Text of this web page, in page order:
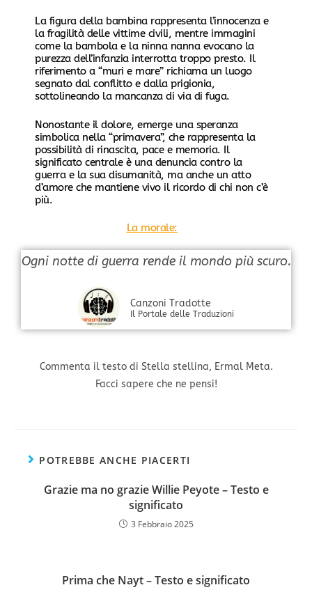
La figura della bambina rappresenta l’innocenza e
la fragilità delle vittime civili, mentre immagini
come la bambola e la ninna nanna evocano la
purezza dell’infanzia interrotta troppo presto. Il
riferimento a “muri e mare” richiama un luogo
segnato dal conflitto e dalla prigionia,
sottolineando la mancanza di via di fuga.
Nonostante il dolore, emerge una speranza
simbolica nella “primavera”, che rappresenta la
possibilità di rinascita, pace e memoria. Il
significato centrale è una denuncia contro la
guerra e la sua disumanità, ma anche un atto
d’amore che mantiene vivo il ricordo di chi non c’è
più.
La morale:
Ogni notte di guerra rende il mondo più scuro.
Canzoni Tradotte
Il Portale delle Traduzioni
Commenta il testo di Stella stellina, Ermal Meta.
Facci sapere che ne pensi!
POTREBBE ANCHE PIACERTI
Grazie ma no grazie Willie Peyote – Testo e
significato
3 Febbraio 2025
Prima che Nayt – Testo e significato